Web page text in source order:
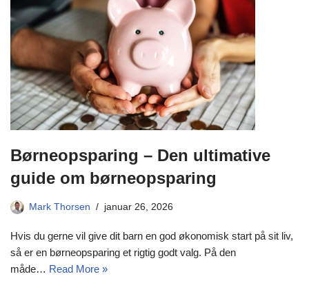
Børneopsparing – Den ultimative
guide om børneopsparing
Mark Thorsen januar 26, 2026
Hvis du gerne vil give dit barn en god økonomisk start på sit liv,
så er en børneopsparing et rigtig godt valg. På den
måde… Read More »